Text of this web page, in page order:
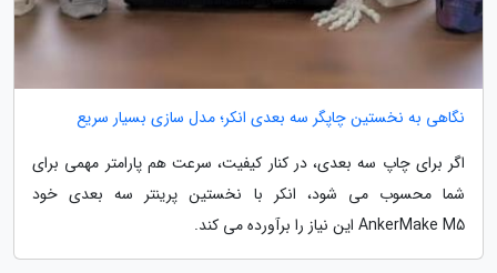
نگاهی به نخستین چاپگر سه بعدی انکر؛ مدل سازی بسیار سریع
اگر برای چاپ سه بعدی، در کنار کیفیت، سرعت هم پارامتر مهمی برای
شما محسوب می شود، انکر با نخستین پرینتر سه بعدی خود
AnkerMake M5 این نیاز را برآورده می کند.